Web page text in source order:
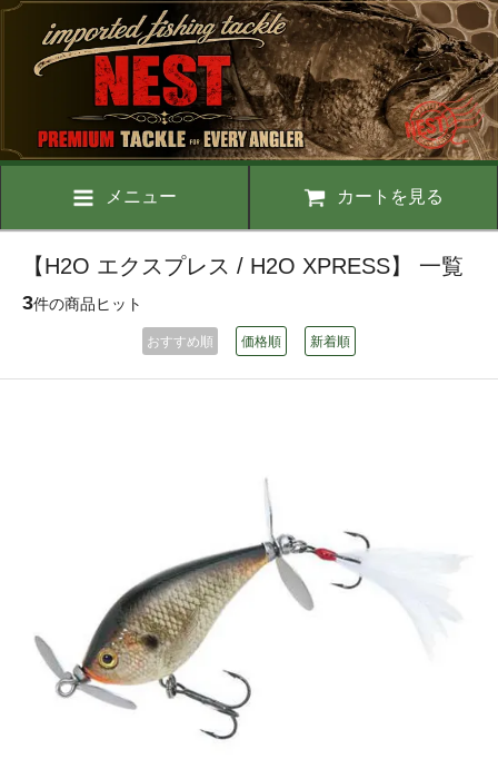
メニュー カートを見る
【H2O エクスプレス / H2O XPRESS】 一覧
3件の商品ヒット
おすすめ順 価格順 新着順